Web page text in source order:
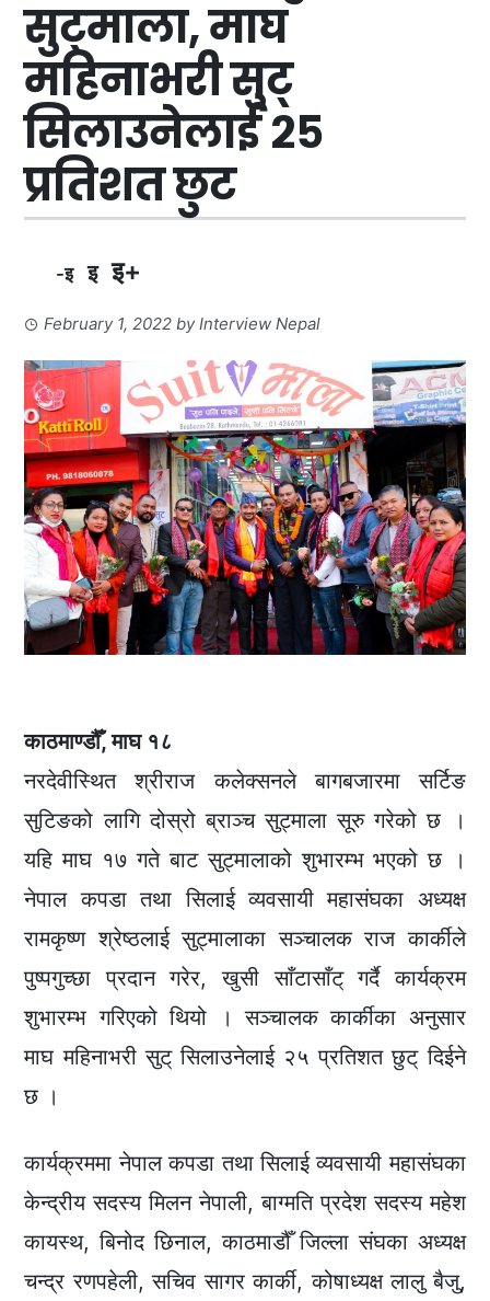
सुट्माला, माघ
महिनाभरी सुट्
सिलाउनेलाई २५
प्रतिशत छुट
-इ इ इ+
February 1, 2022 byInterview Nepal
काठमाण्डौँ, माघ १८
नरदेवीस्थित श्रीराज कलेक्सनले बागबजारमा सर्टिङ
सुटिङको लागि दोस्रो ब्राञ्च सुट्माला सूरु गरेको छ ।
यहि माघ १७ गते बाट सुट्मालाको शुभारम्भ भएको छ ।
नेपाल कपडा तथा सिलाई व्यवसायी महासंघका अध्यक्ष
रामकृष्ण श्रेष्ठलाई सुट्मालाका सञ्चालक राज कार्कीले
पुष्पगुच्छा प्रदान गरेर, खुसी साँटासाँट् गर्दै कार्यक्रम
शुभारम्भ गरिएको थियो । सञ्चालक कार्कीका अनुसार
माघ महिनाभरी सुट् सिलाउनेलाई २५ प्रतिशत छुट् दिईने
छ ।
कार्यक्रममा नेपाल कपडा तथा सिलाई व्यवसायी महासंघका
केन्द्रीय सदस्य मिलन नेपाली, बाग्मति प्रदेश सदस्य महेश
कायस्थ, बिनोद छिनाल, काठमाडौँ जिल्ला संघका अध्यक्ष
चन्द्र रणपहेली, सचिव सागर कार्की, कोषाध्यक्ष लालु बैजु,